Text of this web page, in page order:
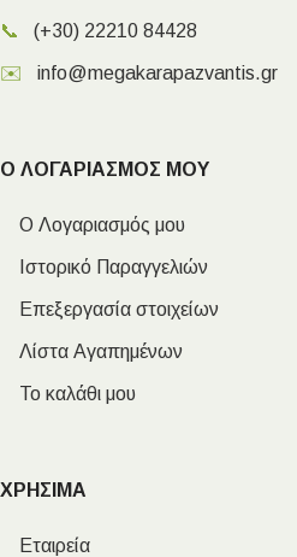
📞 (+30) 22210 84428
✉️ info@megakarapazvantis.gr
Ο ΛΟΓΑΡΙΑΣΜΟΣ ΜΟΥ
Ο Λογαριασμός μου
Ιστορικό Παραγγελιών
Επεξεργασία στοιχείων
Λίστα Αγαπημένων
Το καλάθι μου
ΧΡΗΣΙΜΑ
Εταιρεία